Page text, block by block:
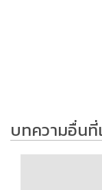
บทความอื่นที่